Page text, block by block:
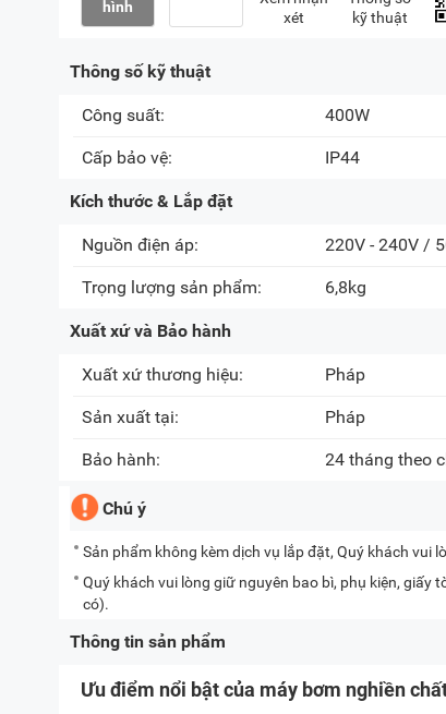
hình
xét
kỹ thuật
Thông số kỹ thuật
Công suất: 400W
Cấp bảo vệ: IP44
Kích thước & Lắp đặt
Nguồn điện áp: 220V - 240V /
Trọng lượng sản phẩm: 6,8kg
Xuất xứ và Bảo hành
Xuất xứ thương hiệu: Pháp
Sản xuất tại: Pháp
Bảo hành: 24 tháng theo
Chú ý
Sản phẩm không kèm dịch vụ lắp đặt, Quý khách vui
Quý khách vui lòng giữ nguyên bao bì, phụ kiện, giấy
có).
Thông tin sản phẩm
Ưu điểm nổi bật của máy bơm nghiền